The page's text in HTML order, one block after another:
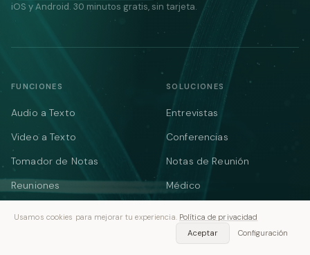
iOS y Android. 30 minutos gratis, sin tarjeta.
FUNCIONES
Audio a Texto
Video a Texto
Tomador de Notas
Reuniones
SOLUCIONES
Entrevistas
Conferencias
Notas de Reunión
Médico
Notas de Voz
Usamos cookies para mejorar tu experiencia. Política de privacidad
Aceptar
Configuración